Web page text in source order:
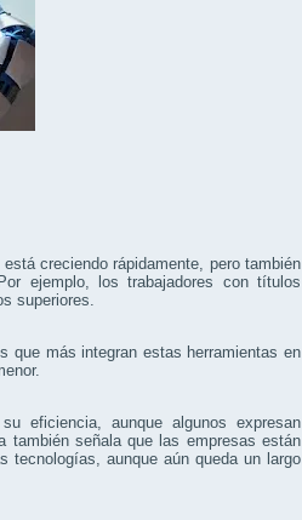
creciendo rápidamente, pero también
ejemplo, los trabajadores con títulos
superiores.
que más integran estas herramientas en
eficiencia, aunque algunos expresan
también señala que las empresas están
tecnologías, aunque aún queda un largo